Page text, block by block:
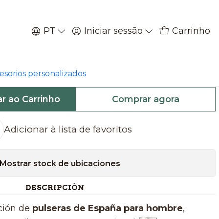
PT Iniciar sessão Carrinho
personalizados
bandera de España
ao Carrinho Comprar agora
Adicionar à lista de favoritos
Mostrar stock de ubicaciones
DESCRIPCIÓN
de pulseras de España para hombre,